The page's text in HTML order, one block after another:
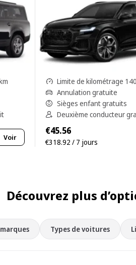
Voir
Limite de kilométrage
Annulation gratuite
Sièges enfant gratuits
Deuxième conducteur
€45.56
€318.92 / 7 jours
Découvrez plus
Types de voitures